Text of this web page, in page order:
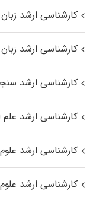
کارشناسی ارشد
کارشناسی ارشد
کارشناسی ارشد
کارشناسی ارشد
کارشناسی ارشد
کارشناسی ارشد